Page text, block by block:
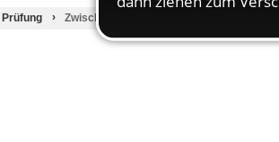
Zwischenprüfung Herbst 2026